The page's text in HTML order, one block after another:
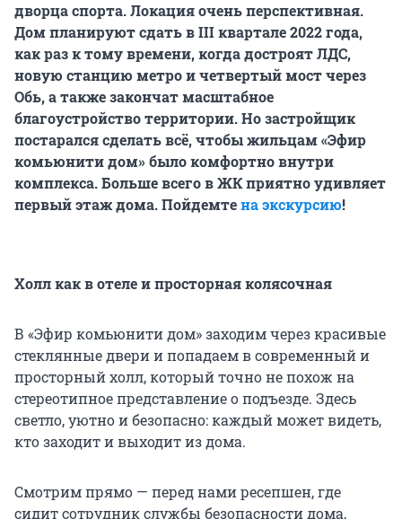
дворца спорта. Локация очень перспективная.
Дом планируют сдать в III квартале 2022 года,
как раз к тому времени, когда достроят ЛДС,
новую станцию метро и четвертый мост через
Обь, а также закончат масштабное
благоустройство территории. Но застройщик
постарался сделать всё, чтобы жильцам «Эфир
комьюнити дом» было комфортно внутри
комплекса. Больше всего в ЖК приятно удивляет
первый этаж дома. Пойдемтена экскурсию!
Холл как в отеле и просторная колясочная
В «Эфир комьюнити дом» заходим через красивые
стеклянные двери и попадаем в современный и
просторный холл, который точно не похож на
стереотипное представление о подъезде. Здесь
светло, уютно и безопасно: каждый может видеть,
кто заходит и выходит из дома.
Смотрим прямо — перед нами ресепшен, где
сидит сотрудник службы безопасности дома,